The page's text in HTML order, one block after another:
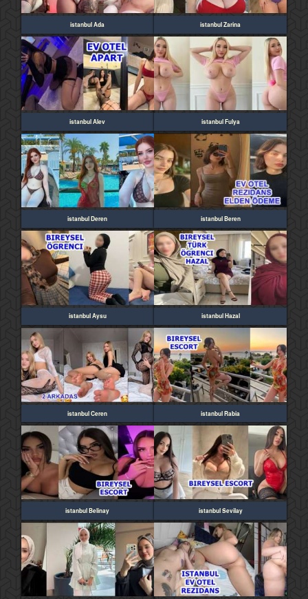
istanbul Ada istanbul Zarina
istanbul Alev istanbul Fulya
istanbul Deren istanbul Beren
istanbul Aysu istanbul Hazal
istanbul Ceren istanbul Rabia
istanbul Belinay istanbul Sevilay